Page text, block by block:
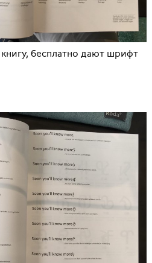
бесплатно дают шрифт